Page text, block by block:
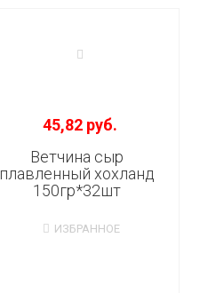
45,82 руб.
Ветчина сыр
плавленный хохланд
150гр*32шт
ИЗБРАННОЕ